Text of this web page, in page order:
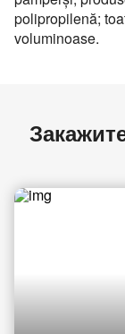
polipropilenă;
voluminoase.